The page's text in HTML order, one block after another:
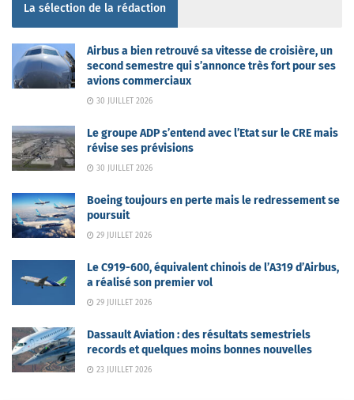
La sélection de la rédaction
Airbus a bien retrouvé sa vitesse de croisière, un
second semestre qui s’annonce très fort pour ses
avions commerciaux
30 JUILLET 2026
Le groupe ADP s’entend avec l’Etat sur le CRE mais
révise ses prévisions
30 JUILLET 2026
Boeing toujours en perte mais le redressement se
poursuit
29 JUILLET 2026
Le C919-600, équivalent chinois de l’A319 d’Airbus,
a réalisé son premier vol
29 JUILLET 2026
Dassault Aviation : des résultats semestriels
records et quelques moins bonnes nouvelles
23 JUILLET 2026